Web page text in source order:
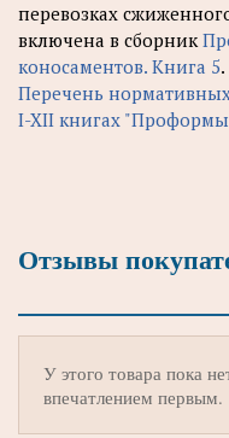
перевозках
включена в сборник
коносаментов. Книга 5.
Перечень
I-XII книгах "Проформы
Отзывы
У этого товара пока
впечатлением первым.